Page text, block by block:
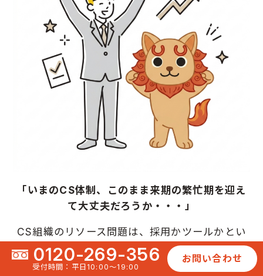
0120-269-356
受付時間：平日10:00〜19:00
お問い合わせ
「いまのCS体制、このまま来期の繁忙期を迎え
て大丈夫だろうか・・・」
CS組織のリソース問題は、採用かツールかとい
う二択で考えると、どちらを選んでも別のリスク
が残ります。